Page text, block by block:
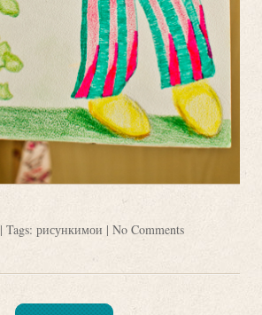
| Tags: рисункимои | No Comments